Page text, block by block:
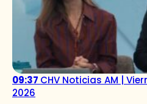
09:37 CHV Noticias AM |
2026